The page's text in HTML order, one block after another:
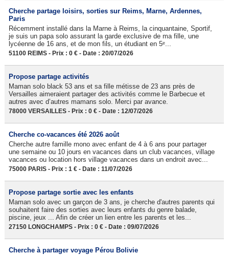
Cherche partage loisirs, sorties sur Reims, Marne, Ardennes,
Paris
Récemment installé dans la Marne à Reims, la cinquantaine, Sportif,
je suis un papa solo assurant la garde exclusive de ma fille, une
lycéenne de 16 ans, et de mon fils, un étudiant en 5ᵉ...
51100 REIMS - Prix : 0 € - Date : 20/07/2026
Propose partage activités
Maman solo black 53 ans et sa fille métisse de 23 ans près de
Versailles aimeraient partager des activités comme le Barbecue et
autres avec d’autres mamans solo. Merci par avance.
78000 VERSAILLES - Prix : 0 € - Date : 12/07/2026
Cherche co-vacances été 2026 août
Cherche autre famille mono avec enfant de 4 à 6 ans pour partager
une semaine ou 10 jours en vacances dans un club vacances, village
vacances ou location hors village vacances dans un endroit avec...
75000 PARIS - Prix : 1 € - Date : 11/07/2026
Propose partage sortie avec les enfants
Maman solo avec un garçon de 3 ans, je cherche d'autres parents qui
souhaitent faire des sorties avec leurs enfants du genre balade,
piscine, jeux ... Afin de créer un lien entre les parents et les...
27150 LONGCHAMPS - Prix : 0 € - Date : 09/07/2026
Cherche à partager voyage Pérou Bolivie